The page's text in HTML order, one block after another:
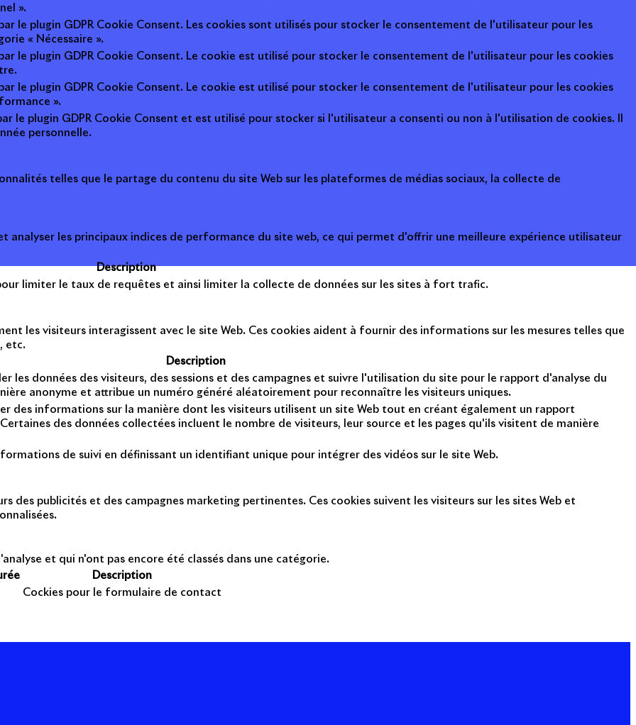
».
le plugin GDPR Cookie Consent. Les cookies sont utilisés pour stocker le consentement de l'utilisateur pour les
« Nécessaire ».
le plugin GDPR Cookie Consent. Le cookie est utilisé pour stocker le consentement de l'utilisateur pour les cookies
le plugin GDPR Cookie Consent. Le cookie est utilisé pour stocker le consentement de l'utilisateur pour les cookies
».
le plugin GDPR Cookie Consent et est utilisé pour stocker si l'utilisateur a consenti ou non à l'utilisation de cookies. Il
personnelle.
telles que le partage du contenu du site Web sur les plateformes de médias sociaux, la collecte de
analyser les principaux indices de performance du site web, ce qui permet d'offrir une meilleure expérience utilisateur
Description
limiter le taux de requêtes et ainsi limiter la collecte de données sur les sites à fort trafic.
les visiteurs interagissent avec le site Web. Ces cookies aident à fournir des informations sur les mesures telles que
etc.
Description
les données des visiteurs, des sessions et des campagnes et suivre l'utilisation du site pour le rapport d'analyse du
anonyme et attribue un numéro généré aléatoirement pour reconnaître les visiteurs uniques.
des informations sur la manière dont les visiteurs utilisent un site Web tout en créant également un rapport
des données collectées incluent le nombre de visiteurs, leur source et les pages qu'ils visitent de manière
de suivi en définissant un identifiant unique pour intégrer des vidéos sur le site Web.
des publicités et des campagnes marketing pertinentes. Ces cookies suivent les visiteurs sur les sites Web et
et qui n'ont pas encore été classés dans une catégorie.
Description
Cockies pour le formulaire de contact